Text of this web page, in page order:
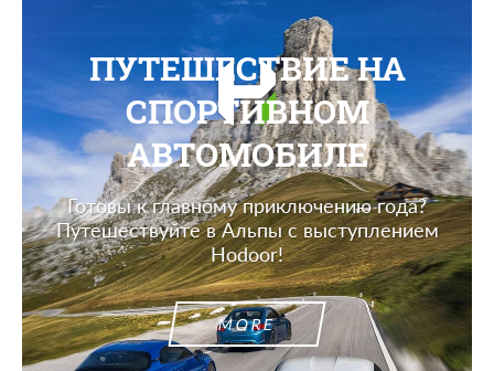
ПУТЕШЕСТВИЕ НА
СПОРТИВНОМ
АВТОМОБИЛЕ
Готовы к главному приключению года?
Путешествуйте в Альпы с выступлением
Hodoor!
MORE